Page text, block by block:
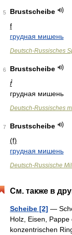
5
Brustscheibe
f
грудная мишень
Deutsch-Russisches
6
Brustscheibe
f́
грудная мишень
Deutsch-Russisches
7
Brustscheibe
(f)
грудная мишень
Deutsch-Russische
См. также в
Scheibe [2] —
Holz, Eisen,
konzentrischen